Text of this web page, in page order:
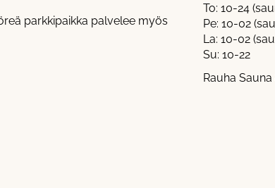
parkkipaikka palvelee myös
To: 10-24
Pe: 10-02
La: 10-02
Su: 10-22
Rauha